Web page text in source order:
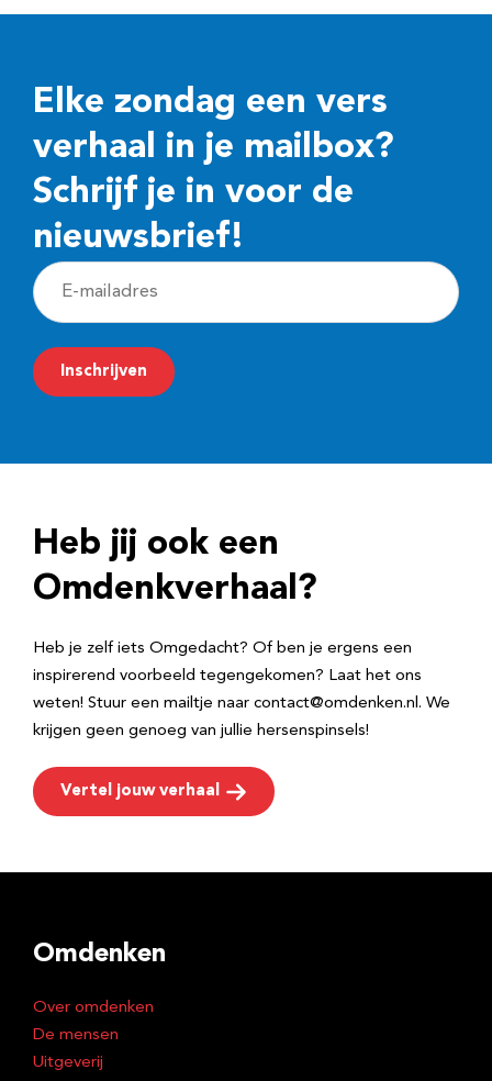
Elke zondag een vers
verhaal in je mailbox?
Schrijf je in voor de
nieuwsbrief!
E
-
m
a
r
e
Inschrijven
Heb jij ook een
Omdenkverhaal?
Heb je zelf iets Omgedacht? Of ben je ergens een
inspirerend voorbeeld tegengekomen? Laat het ons
weten! Stuur een mailtje naar contact@omdenken.nl. We
krijgen geen genoeg van jullie hersenspinsels!
Vertel jouw verhaal
Omdenken
Over omdenken
De mensen
Uitgeverij